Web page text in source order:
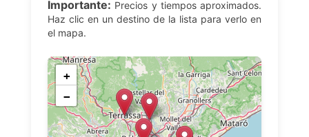
Importante: Precios y tiempos aproximados.
Haz clic en un destino de la lista para verlo en
el mapa.
+
−